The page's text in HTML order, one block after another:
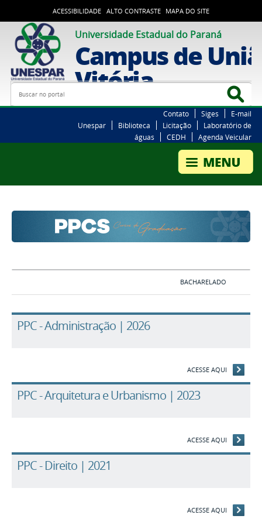
ACESSIBILIDADE ALTO CONTRASTE MAPA DO SITE
Universidade Estadual do Paraná
Campus de
Vitória
Busca
Contato Siges
E-mail
Unespar
Biblioteca Licitação
Laboratório de
águas
CEDH Agenda Veicular
BACHARELADO
PPC - Administração | 2026
ACESSE AQUI
PPC - Arquitetura e Urbanismo | 2023
ACESSE AQUI
PPC - Direito | 2021
ACESSE AQUI